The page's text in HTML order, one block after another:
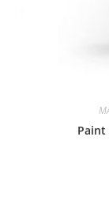
Paint